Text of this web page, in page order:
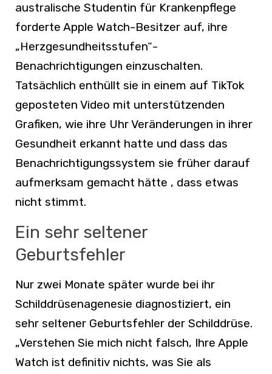
australische Studentin für Krankenpflege
forderte Apple Watch-Besitzer auf, ihre
„Herzgesundheitsstufen“-
Benachrichtigungen einzuschalten.
Tatsächlich enthüllt sie in einem auf TikTok
geposteten Video mit unterstützenden
Grafiken, wie ihre Uhr Veränderungen in ihrer
Gesundheit erkannt hatte und dass das
Benachrichtigungssystem sie früher darauf
aufmerksam gemacht hätte , dass etwas
nicht stimmt.
Ein sehr seltener
Geburtsfehler
Nur zwei Monate später wurde bei ihr
Schilddrüsenagenesie diagnostiziert, ein
sehr seltener Geburtsfehler der Schilddrüse.
„Verstehen Sie mich nicht falsch, Ihre Apple
Watch ist definitiv nichts, was Sie als